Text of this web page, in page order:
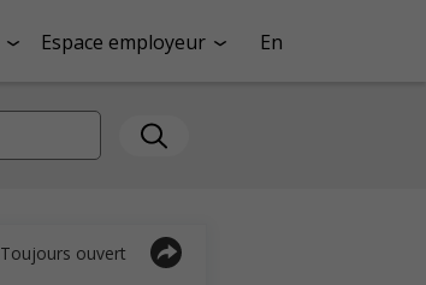
Espace employeur En
Toujours ouvert